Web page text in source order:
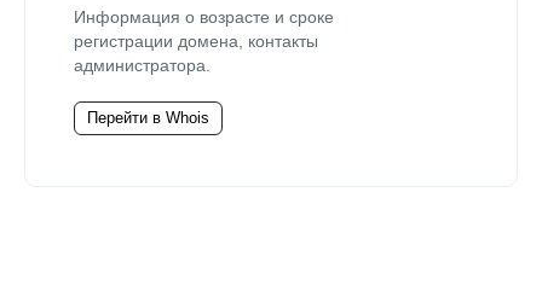
Информация о возрасте и сроке
регистрации домена, контакты
администратора.
Перейти в Whois